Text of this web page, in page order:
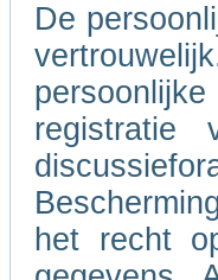
De
registratie
het recht